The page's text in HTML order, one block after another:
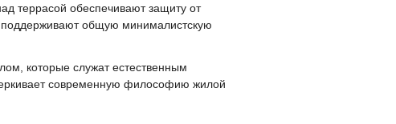
террасой обеспечивают защиту от
поддерживают общую минималистскую
которые служат естественным
современную философию жилой